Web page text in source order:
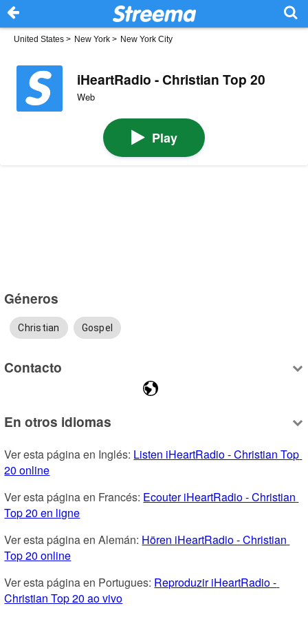
United States > New York > New York City
iHeartRadio - Christian Top 20
Web
Play
Géneros
Christian Gospel
Contacto
En otros idiomas
Ver esta página en Inglés: Listen iHeartRadio - Christian Top
20 online
Ver esta página en Francés: Ecouter iHeartRadio - Christian
Top 20 en ligne
Ver esta página en Alemán: Hören iHeartRadio - Christian
Top 20 online
Ver esta página en Portugues: Reproduzir iHeartRadio -
Christian Top 20 ao vivo